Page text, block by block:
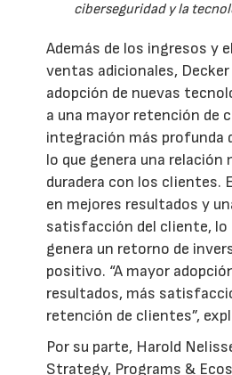
ciberseguridad y la
Además de los ingresos y
ventas adicionales, Decker
adopción de nuevas
a una mayor retención de
integración más profunda
lo que genera una relación
duradera con los clientes.
en mejores resultados y
satisfacción del cliente, lo
genera un retorno de
positivo. “A mayor
resultados, más
retención de clientes”,
Por su parte, Harold
Strategy, Programs &